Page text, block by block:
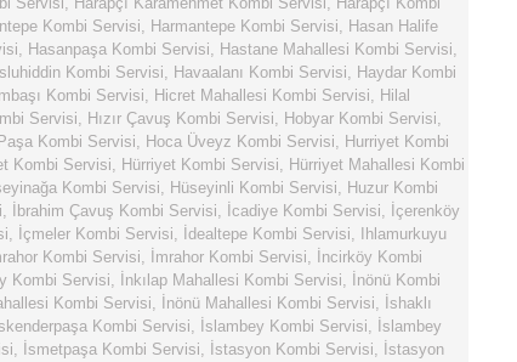
Kombi Servisi, Harmantepe Kombi Servisi, Hasan Halife
, Hasanpaşa Kombi Servisi, Hastane Mahallesi Kombi Servisi,
Kombi Servisi, Havaalanı Kombi Servisi, Haydar Kombi
Kombi Servisi, Hicret Mahallesi Kombi Servisi, Hilal
Servisi, Hızır Çavuş Kombi Servisi, Hobyar Kombi Servisi,
Kombi Servisi, Hoca Üveyz Kombi Servisi, Hurriyet Kombi
Kombi Servisi, Hürriyet Kombi Servisi, Hürriyet Mahallesi Kombi
Kombi Servisi, Hüseyinli Kombi Servisi, Huzur Kombi
, İbrahim Çavuş Kombi Servisi, İcadiye Kombi Servisi, İçerenköy
, İçmeler Kombi Servisi, İdealtepe Kombi Servisi,
Ihlamurkuyu
Kombi Servisi, İmrahor Kombi Servisi,
İncirköy Kombi
Kombi Servisi, İnkılap Mahallesi Kombi Servisi,
İnönü Kombi
Kombi Servisi, İnönü Mahallesi Kombi Servisi, İshaklı
Kombi Servisi, İslambey Kombi Servisi, İslambey
, İsmetpaşa Kombi Servisi, İstasyon Kombi Servisi, İstasyon